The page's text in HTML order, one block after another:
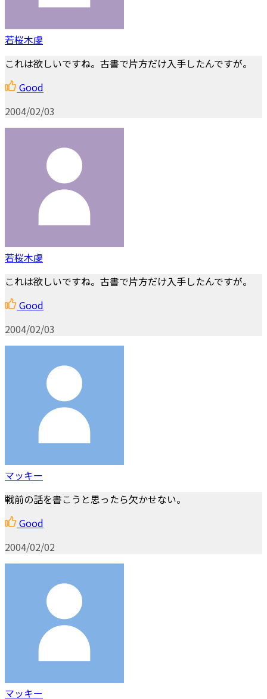
若桜木虔
これは欲しいですね。古書で片方だけ入手したんですが。
Good
2004/02/03
若桜木虔
これは欲しいですね。古書で片方だけ入手したんですが。
Good
2004/02/03
マッキー
戦前の話を書こうと思ったら欠かせない。
Good
2004/02/02
マッキー